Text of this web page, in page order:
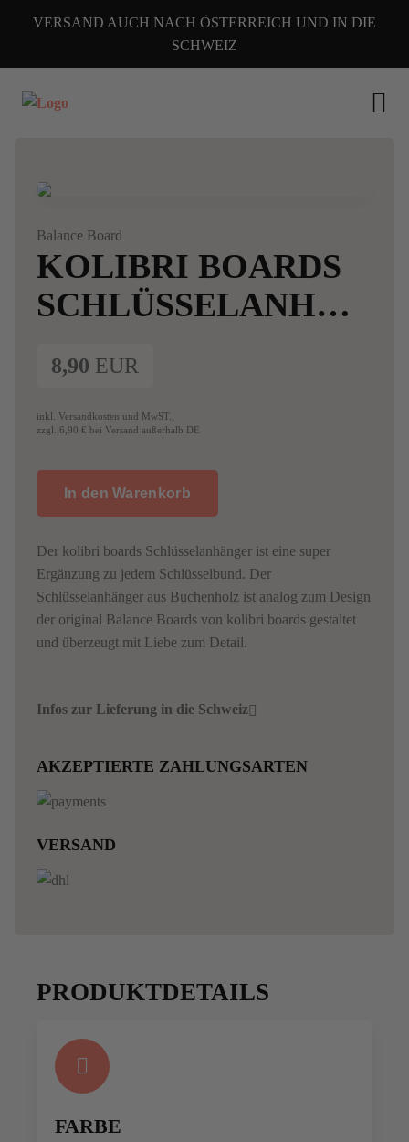
VERSAND AUCH NACH ÖSTERREICH UND IN DIE
SCHWEIZ
Balance Board
KOLIBRI BOARDS
SCHLÜSSELANHÄNGER
8,90 EUR
inkl. Versandkosten und MwST.,
zzgl. 6,90 € bei Versand außerhalb DE
Der kolibri boards Schlüsselanhänger ist eine super
Ergänzung zu jedem Schlüsselbund. Der
Schlüsselanhänger aus Buchenholz ist analog zum Design
der original Balance Boards von kolibri boards gestaltet
und überzeugt mit Liebe zum Detail.
Infos zur Lieferung in die Schweiz
AKZEPTIERTE ZAHLUNGSARTEN
VERSAND
PRODUKTDETAILS
FARBE